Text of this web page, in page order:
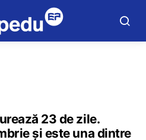
23 de zile.
și este una dintre